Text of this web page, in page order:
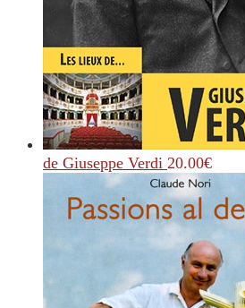
de Giuseppe Verdi 20.00€